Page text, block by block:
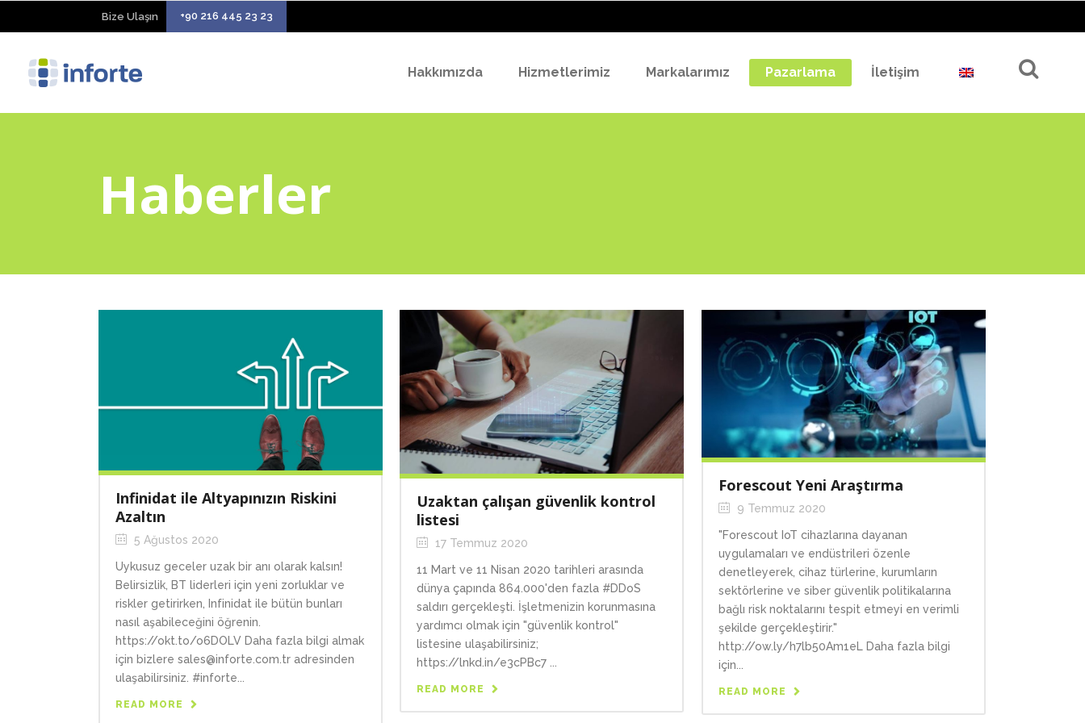
Bize Ulaşın +90 216 445 23 23
Hakkımızda Hizmetlerimiz Markalarımız Pazarlama İletişim
Haberler
Infinidat ile Altyapınızın Riskini
Azaltın
5 Ağustos 2020
Uykusuz geceler uzak bir anı olarak kalsın!
Belirsizlik, BT liderleri için yeni zorluklar ve
riskler getirirken, Infinidat ile bütün bunları
nasıl aşabileceğini öğrenin.
https://okt.to/o6DOLV Daha fazla bilgi almak
için bizlere sales@inforte.com.tr adresinden
ulaşabilirsiniz. #inforte...
READ MORE
Uzaktan çalışan güvenlik kontrol
listesi
17 Temmuz 2020
11 Mart ve 11 Nisan 2020 tarihleri arasında
dünya çapında 864.000'den fazla #DDoS
saldırı gerçekleşti. İşletmenizin korunmasına
yardımcı olmak için "güvenlik kontrol"
listesine ulaşabilirsiniz;
https://lnkd.in/e3cPBc7 ...
READ MORE
Forescout Yeni Araştırma
9 Temmuz 2020
"Forescout IoT cihazlarına dayanan
uygulamaları ve endüstrileri özenle
denetleyerek, cihaz türlerine, kurumların
sektörlerine ve siber güvenlik politikalarına
bağlı risk noktalarını tespit etmeyi en verimli
şekilde gerçekleştirir."
http://ow.ly/h7lb50Am1eL Daha fazla bilgi
için...
READ MORE